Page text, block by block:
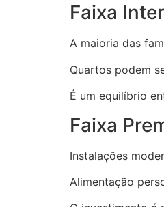
Faixa
A maioria das
Quartos podem
É um equilíbrio
Faixa
Instalações
Alimentação